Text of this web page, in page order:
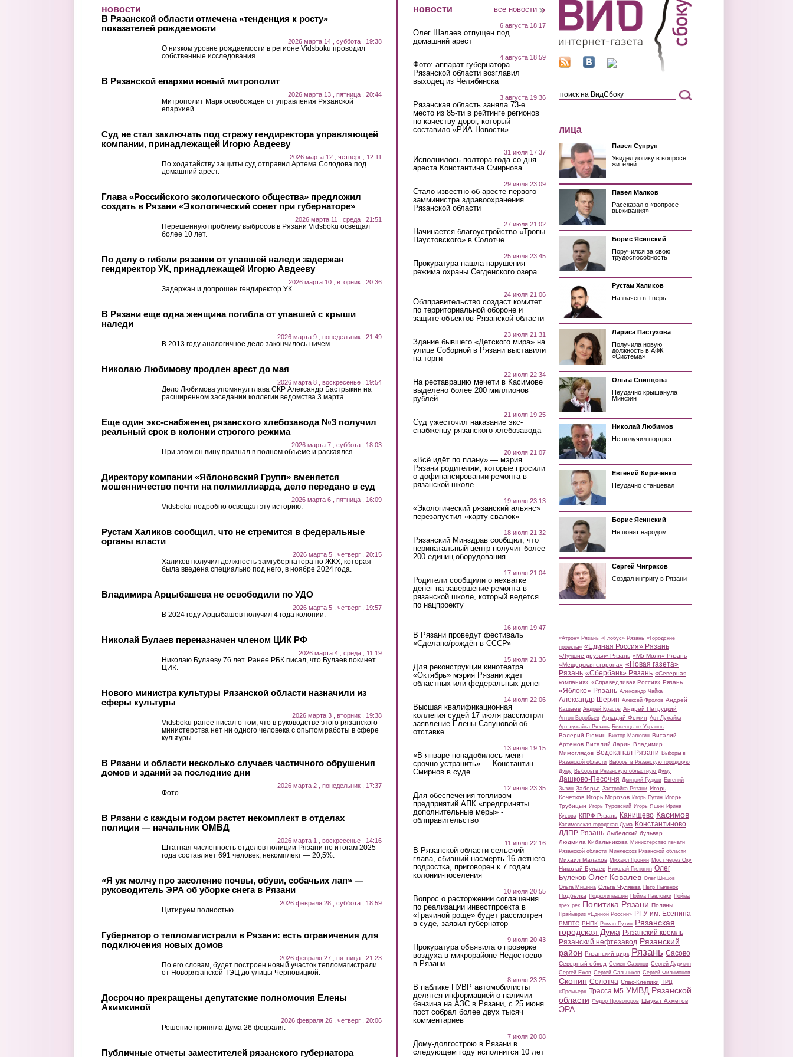
новости
В Рязанской области отмечена «тенденция к росту»
показателей рождаемости
2026 марта 14 , суббота , 19:38
О низком уровне рождаемости в регионе Vidsboku проводил
собственные исследования.
В Рязанской епархии новый митрополит
2026 марта 13 , пятница , 20:44
Митрополит Марк освобожден от управления Рязанской
епархией.
Суд не стал заключать под стражу гендиректора управляющей
компании, принадлежащей Игорю Авдееву
2026 марта 12 , четверг , 12:11
По ходатайству защиты суд отправил Артема Солодова под
домашний арест.
Глава «Российского экологического общества» предложил
создать в Рязани «Экологический совет при губернаторе»
2026 марта 11 , среда , 21:51
Нерешенную проблему выбросов в Рязани Vidsboku освещал
более 10 лет.
По делу о гибели рязанки от упавшей наледи задержан
гендиректор УК, принадлежащей Игорю Авдееву
2026 марта 10 , вторник , 20:36
Задержан и допрошен гендиректор УК.
В Рязани еще одна женщина погибла от упавшей с крыши
наледи
2026 марта 9 , понедельник , 21:49
В 2013 году аналогичное дело закончилось ничем.
Николаю Любимову продлен арест до мая
2026 марта 8 , воскресенье , 19:54
Дело Любимова упомянул глава СКР Александр Бастрыкин на
расширенном заседании коллегии ведомства 3 марта.
Еще один экс-снабженец рязанского хлебозавода №3 получил
реальный срок в колонии строгого режима
2026 марта 7 , суббота , 18:03
При этом он вину признал в полном объеме и раскаялся.
Директору компании «Яблоновский Групп» вменяется
мошенничество почти на полмиллиарда, дело передано в суд
2026 марта 6 , пятница , 16:09
Vidsboku подробно освещал эту историю.
Рустам Халиков сообщил, что не стремится в федеральные
органы власти
2026 марта 5 , четверг , 20:15
Халиков получил должность замгубернатора по ЖКХ, которая
была введена специально под него, в ноябре 2024 года.
Владимира Арцыбашева не освободили по УДО
2026 марта 5 , четверг , 19:57
В 2024 году Арцыбашев получил 4 года колонии.
Николай Булаев переназначен членом ЦИК РФ
2026 марта 4 , среда , 11:19
Николаю Булаеву 76 лет. Ранее РБК писал, что Булаев покинет
ЦИК.
Нового министра культуры Рязанской области назначили из
сферы культуры
2026 марта 3 , вторник , 19:38
Vidsboku ранее писал о том, что в руководстве этого рязанского
министерства нет ни одного человека с опытом работы в сфере
культуры.
В Рязани и области несколько случаев частичного обрушения
домов и зданий за последние дни
2026 марта 2 , понедельник , 17:37
Фото.
В Рязани с каждым годом растет некомплект в отделах
полиции — начальник ОМВД
2026 марта 1 , воскресенье , 14:16
Штатная численность отделов полиции Рязани по итогам 2025
года составляет 691 человек, некомплект — 20,5%.
«Я уж молчу про засоление почвы, обуви, собачьих лап» —
руководитель ЭРА об уборке снега в Рязани
2026 февраля 28 , суббота , 18:59
Цитируем полностью.
Губернатор о тепломагистрали в Рязани: есть ограничения для
подключения новых домов
2026 февраля 27 , пятница , 21:23
По его словам, будет построен новый участок тепломагистрали
от Новорязанской ТЭЦ до улицы Черновицкой.
Досрочно прекращены депутатские полномочия Елены
Акимкиной
2026 февраля 26 , четверг , 20:06
Решение приняла Дума 26 февраля.
Публичные отчеты заместителей рязанского губернатора
новости все новости
6 августа 18:17
Олег Шалаев отпущен под
домашний арест
4 августа 18:59
Фото: аппарат губернатора
Рязанской области возглавил
выходец из Челябинска
3 августа 19:36
Рязанская область заняла 73-е
место из 85-ти в рейтинге регионов
по качеству дорог, который
составило «РИА Новости»
31 июля 17:37
Исполнилось полтора года со дня
ареста Константина Смирнова
29 июля 23:09
Стало известно об аресте первого
замминистра здравоохранения
Рязанской области
27 июля 21:02
Начинается благоустройство «Тропы
Паустовского» в Солотче
25 июля 23:45
Прокуратура нашла нарушения
режима охраны Сегденского озера
24 июля 21:06
Облправительство создаст комитет
по территориальной обороне и
защите объектов Рязанской области
23 июля 21:31
Здание бывшего «Детского мира» на
улице Соборной в Рязани выставили
на торги
22 июля 22:34
На реставрацию мечети в Касимове
выделено более 200 миллионов
рублей
21 июля 19:25
Суд ужесточил наказание экс-
снабженцу рязанского хлебозавода
20 июля 21:07
«Всё идёт по плану» — мэрия
Рязани родителям, которые просили
о дофинансировании ремонта в
рязанской школе
19 июля 23:13
«Экологический рязанский альянс»
перезапустил «карту свалок»
18 июля 21:32
Рязанский Минздрав сообщил, что
перинатальный центр получит более
200 единиц оборудования
17 июля 21:04
Родители сообщили о нехватке
денег на завершение ремонта в
рязанской школе, который ведется
по нацпроекту
16 июля 19:47
В Рязани проведут фестиваль
«Сделано/рождён в СССР»
15 июля 21:36
Для реконструкции кинотеатра
«Октябрь» мэрия Рязани ждет
областных или федеральных денег
14 июля 22:06
Высшая квалификационная
коллегия судей 17 июля рассмотрит
заявление Елены Сапуновой об
отставке
13 июля 19:15
«В январе понадобилось меня
срочно устранить» — Константин
Смирнов в суде
12 июля 23:35
Для обеспечения топливом
предприятий АПК «предприняты
дополнительные меры» -
облправительство
11 июля 22:16
В Рязанской области сельский
глава, сбивший насмерть 16-летнего
подростка, приговорен к 7 годам
колонии-поселения
10 июля 20:55
Вопрос о расторжении соглашения
по реализации инвестпроекта в
«Грачиной роще» будет рассмотрен
в суде, заявил губернатор
9 июля 20:43
Прокуратура объявила о проверке
воздуха в микрорайоне Недостоево
в Рязани
8 июля 23:25
В паблике ПУВР автомобилисты
делятся информацией о наличии
бензина на АЗС в Рязани, с 25 июня
пост собрал более двух тысяч
комментариев
7 июля 20:08
Дому-долгострою в Рязани в
следующем году исполнится 10 лет
лица
Павел Супрун
Увидел логику в вопросе
жителей
Павел Малков
Рассказал о «вопросе
выживания»
Борис Ясинский
Поручился за свою
трудоспособность
Рустам Халиков
Назначен в Тверь
Лариса Пастухова
Получила новую
должность в АФК
«Система»
Ольга Свинцова
Неудачно крышанула
Минфин
Николай Любимов
Не получил портрет
Евгений Кириченко
Неудачно станцевал
Борис Ясинский
Не понят народом
Сергей Чиграков
Создал интригу в Рязани
«Атрон» Рязань «Глобус» Рязань «Городские
проекты» «Единая Россия» Рязань
«Лучшие друзья» Рязань «М5 Молл» Рязань
«Мещерская сторона» «Новая газета»
Рязань «Сбербанк» Рязань «Северная
компания» «Справедливая Россия» Рязань
«Яблоко» Рязань Александр Чайка
Александр Шерин Алексей Фролов Андрей
Кашаев Андрей Красов Андрей Петруцкий
Антон Воробьев Аркадий Фомин Арт-Лужайка
Арт-лужайка Рязань Беженцы из Украины
Валерий Рюмин Виктор Малюгин Виталий
Артемов Виталий Ларин Владимир
Мимоглядов Водоканал Рязани Выборы в
Рязанской области Выборы в Рязанскую городскую
Думу Выборы в Рязанскую областную Думу
Дашково-Песочня Дмитрий Гудков Евгений
Зызин Заборье Застройка Рязани Игорь
Кочетков Игорь Морозов Игорь Путин Игорь
Трубицын Игорь Туровский Игорь Яшин Ирина
Кусова КПРФ Рязань Канищево Касимов
Касимовская городская Дума Константиново
ЛДПР Рязань Лыбедский бульвар
Людмила Кибальникова Министерство печати
Рязанской области Минлесхоз Рязанской области
Михаил Малахов Михаил Пронин Мост через Оку
Николай Булаев Николай Пилюгин Олег
Булеков Олег Ковалев Олег Шишов
Ольга Мишина Ольга Чуляева Петр Пыленок
Подбелка Поджоги машин Пойма Павловки Пойма
трех рек Политика Рязани Поляны
Праймериз «Единой России» РГУ им. Есенина
РМПТС РНПК Роман Путин Рязанская
городская Дума Рязанский кремль
Рязанский нефтезавод Рязанский
район Рязанский цирк Рязань Сасово
Северный обход Семен Сазонов Сергей Дудукин
Сергей Ежов Сергей Сальников Сергей Филимонов
Скопин Солотча Спас-Клепики ТРЦ
«Премьер» Трасса М5 УМВД Рязанской
области Федор Провоторов Шаукат Ахметов
ЭРА